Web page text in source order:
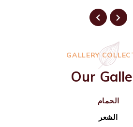
GALLERY
Our
الحمام
الشعر